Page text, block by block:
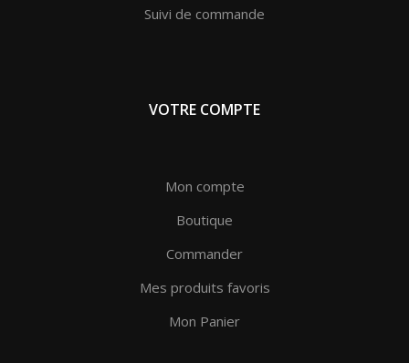
Suivi de commande
VOTRE COMPTE
Mon compte
Boutique
Commander
Mes produits favoris
Mon Panier